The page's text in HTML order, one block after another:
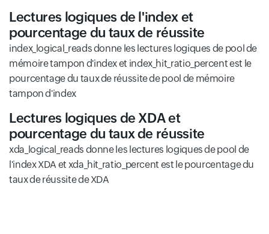
Lectures logiques de l'index et
pourcentage du taux de réussite
index_logical_reads donne les lectures logiques de pool de
mémoire tampon d'index et index_hit_ratio_percent est le
pourcentage du taux de réussite de pool de mémoire
tampon d'index
Lectures logiques de XDA et
pourcentage du taux de réussite
xda_logical_reads donne les lectures logiques de pool de
l'index XDA et xda_hit_ratio_percent est le pourcentage du
taux de réussite de XDA